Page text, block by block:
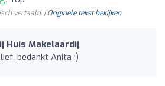
vertaald. |Originele tekst bekijken
Huis Makelaardij
bedankt Anita :)